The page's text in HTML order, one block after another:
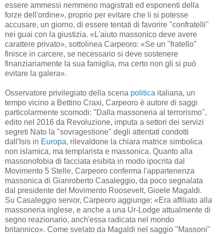
essere ammessi nemmeno magistrati ed esponenti della
forze dell'ordine», proprio per evitare che li si potesse
accusare, un giorno, di essere tentati di favorire "confratelli"
nei guai con la giustizia. «L'aiuto massonico deve avere
carattere privato», sottolinea Carpeoro: «Se un "fratello"
finisce in carcere, se necessario si deve sostenere
finanziariamente la sua famiglia, ma certo non gli si può
evitare la galera».
Osservatore privilegiato della scena politica italiana, un
tempo vicino a Bettino Craxi, Carpeoro è autore di saggi
particolarmente scomodi: "Dalla massoneria al terrorismo",
edito nel 2016 da Revoluzione, imputa a settori dei servizi
segreti Nato la "sovragestione" degli attentati condotti
dall'Isis in Europa, rilevaldone la chiara matrice simbolica
non islamica, ma templarista e massonica. Quanto alla
massonofobia di facciata esibita in modo ipocrita dal
Movimento 5 Stelle, Carpeoro conferma l'appartenenza
massonica di Gianroberto Casaleggio, da poco segnalata
dal presidente del Movimento Roosevelt, Gioele Magaldi.
Su Casaleggio senior, Carpeoro aggiunge: «Era affiliato alla
massoneria inglese, e anche a una Ur-Lodge attualmente di
segno reazionario, anch'essa radicata nel mondo
britannico». Come svelato da Magaldi nel saggio "Massoni"